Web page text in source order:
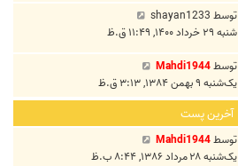
توسط shayan1233
شنبه ۲۹ خرداد ۱۴۰۰, ۱۱:۴۹ ق.ظ
توسطMahdi1944
یک‌شنبه ۹ بهمن ۱۳۸۴, ۳:۱۳ ق.ظ
آخرین پست
توسطMahdi1944
یک‌شنبه ۲۸ مرداد ۱۳۸۶, ۸:۴۴ ب.ظ